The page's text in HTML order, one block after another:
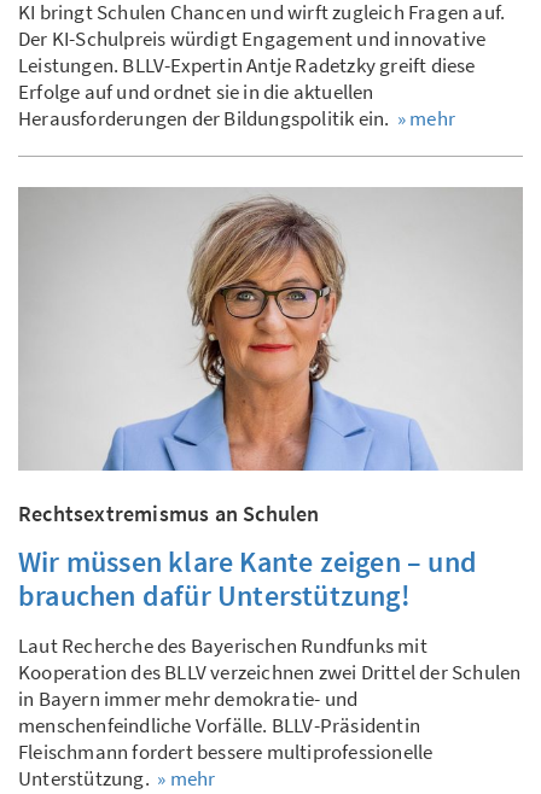
KI bringt Schulen Chancen und wirft zugleich Fragen auf.
Der KI-Schulpreis würdigt Engagement und innovative
Leistungen. BLLV-Expertin Antje Radetzky greift diese
Erfolge auf und ordnet sie in die aktuellen
Herausforderungen der Bildungspolitik ein. » mehr
Rechtsextremismus an Schulen
Wir müssen klare Kante zeigen – und
brauchen dafür Unterstützung!
Laut Recherche des Bayerischen Rundfunks mit
Kooperation des BLLV verzeichnen zwei Drittel der Schulen
in Bayern immer mehr demokratie- und
menschenfeindliche Vorfälle. BLLV-Präsidentin
Fleischmann fordert bessere multiprofessionelle
Unterstützung. » mehr